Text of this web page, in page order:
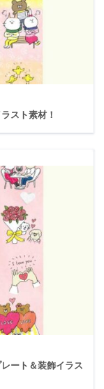
スト素材！
ート＆装飾イラス